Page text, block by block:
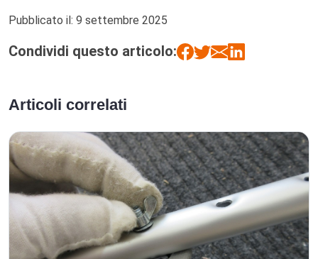
Pubblicato il: 9 settembre 2025
Condividi questo articolo:
Articoli correlati